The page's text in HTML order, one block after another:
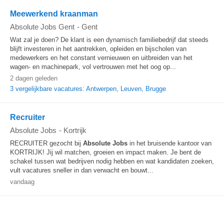
Meewerkend kraanman
Absolute Jobs Gent - Gent
Wat zal je doen? De klant is een dynamisch familiebedrijf dat steeds
blijft investeren in het aantrekken, opleiden en bijscholen van
medewerkers en het constant vernieuwen en uitbreiden van het
wagen- en machinepark, vol vertrouwen met het oog op...
2 dagen geleden
3 vergelijkbare vacatures: Antwerpen, Leuven, Brugge
Recruiter
Absolute Jobs - Kortrijk
RECRUITER gezocht bij Absolute Jobs in het bruisende kantoor van
KORTRIJK! Jij wil matchen, groeien en impact maken. Je bent de
schakel tussen wat bedrijven nodig hebben en wat kandidaten zoeken,
vult vacatures sneller in dan verwacht en bouwt...
vandaag